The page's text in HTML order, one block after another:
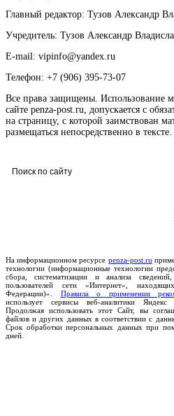
Главный редактор: Тузов Александр
Учредитель: Тузов Александр
E-mail: vipinfo@yandex.ru
Телефон: +7 (906) 395-73-07
Все права защищены. Использование
сайте penza-post.ru, допускается с
на страницу, с которой заимствован
размещаться непосредственно в тексте.
На информационном ресурсе penza-post.ru
технологии (информационные технологии
сбора, систематизации и анализа
пользователей сети «Интернет»,
Федерации)». Правила о применении
использует сервисы веб-аналитики
Продолжая использовать этот Сайт, вы
файлов и других данных в соответствии с
Срок обработки персональных данных при
дней.